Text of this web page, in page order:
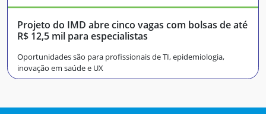
Projeto do IMD abre cinco vagas com bolsas de até
R$ 12,5 mil para especialistas
Oportunidades são para profissionais de TI, epidemiologia,
inovação em saúde e UX